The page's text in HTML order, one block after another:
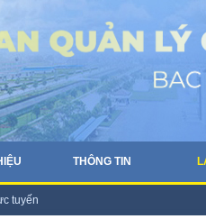
THÔNG TIN
tuyến